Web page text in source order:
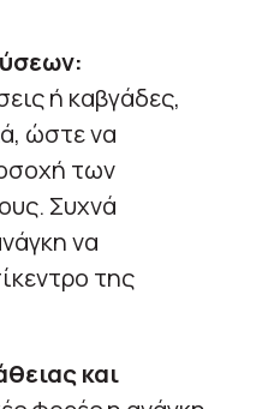
ή καβγάδες,
ώστε να
των
Συχνά
να
της
και